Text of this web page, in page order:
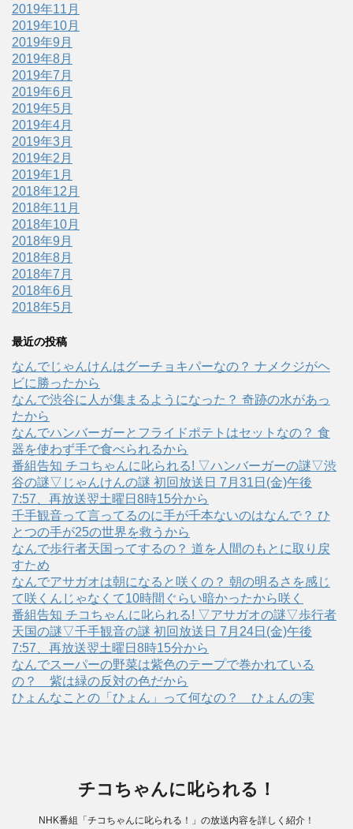
2019年11月
2019年10月
2019年9月
2019年8月
2019年7月
2019年6月
2019年5月
2019年4月
2019年3月
2019年2月
2019年1月
2018年12月
2018年11月
2018年10月
2018年9月
2018年8月
2018年7月
2018年6月
2018年5月
最近の投稿
なんでじゃんけんはグーチョキパーなの？ ナメクジがヘ
ビに勝ったから
なんで渋谷に人が集まるようになった？ 奇跡の水があっ
たから
なんでハンバーガーとフライドポテトはセットなの？ 食
器を使わず手で食べられるから
番組告知 チコちゃんに叱られる! ▽ハンバーガーの謎▽渋
谷の謎▽じゃんけんの謎 初回放送日 7月31日(金)午後
7:57、再放送翌土曜日8時15分から
千手観音って言ってるのに手が千本ないのはなんで？ ひ
とつの手が25の世界を救うから
なんで歩行者天国ってするの？ 道を人間のもとに取り戻
すため
なんでアサガオは朝になると咲くの？ 朝の明るさを感じ
て咲くんじゃなくて10時間ぐらい暗かったから咲く
番組告知 チコちゃんに叱られる! ▽アサガオの謎▽歩行者
天国の謎▽千手観音の謎 初回放送日 7月24日(金)午後
7:57、再放送翌土曜日8時15分から
なんでスーパーの野菜は紫色のテープで巻かれている
の？ 紫は緑の反対の色だから
ひょんなことの「ひょん」って何なの？ ひょんの実
チコちゃんに叱られる！
NHK番組「チコちゃんに叱られる！」の放送内容を詳しく紹介！